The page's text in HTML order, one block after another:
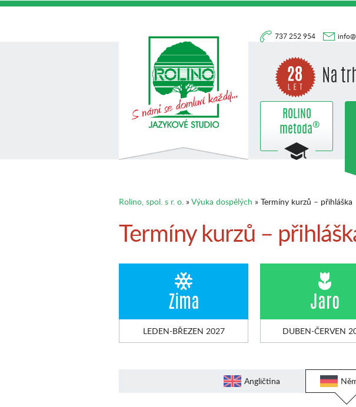
737 252 954
Na
ROLINO
metoda®
Rolino, spol. s r. o. »Výuka dospělých » Termíny kurzů – přihláška
Termíny kurzů –
Zima
LEDEN-BŘEZEN 2027
Jaro
DUBEN-ČERVEN
Angličtina